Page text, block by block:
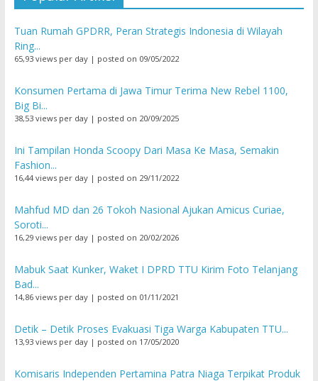
Tuan Rumah GPDRR, Peran Strategis Indonesia di Wilayah
Ring...
65,93 views per day| posted on 09/05/2022
Konsumen Pertama di Jawa Timur Terima New Rebel 1100,
Big Bi...
38,53 views per day| posted on 20/09/2025
Ini Tampilan Honda Scoopy Dari Masa Ke Masa, Semakin
Fashion...
16,44 views per day| posted on 29/11/2022
Mahfud MD dan 26 Tokoh Nasional Ajukan Amicus Curiae,
Soroti...
16,29 views per day| posted on 20/02/2026
Mabuk Saat Kunker, Waket I DPRD TTU Kirim Foto Telanjang
Bad...
14,86 views per day| posted on 01/11/2021
Detik – Detik Proses Evakuasi Tiga Warga Kabupaten TTU...
13,93 views per day| posted on 17/05/2020
Komisaris Independen Pertamina Patra Niaga Terpikat Produk